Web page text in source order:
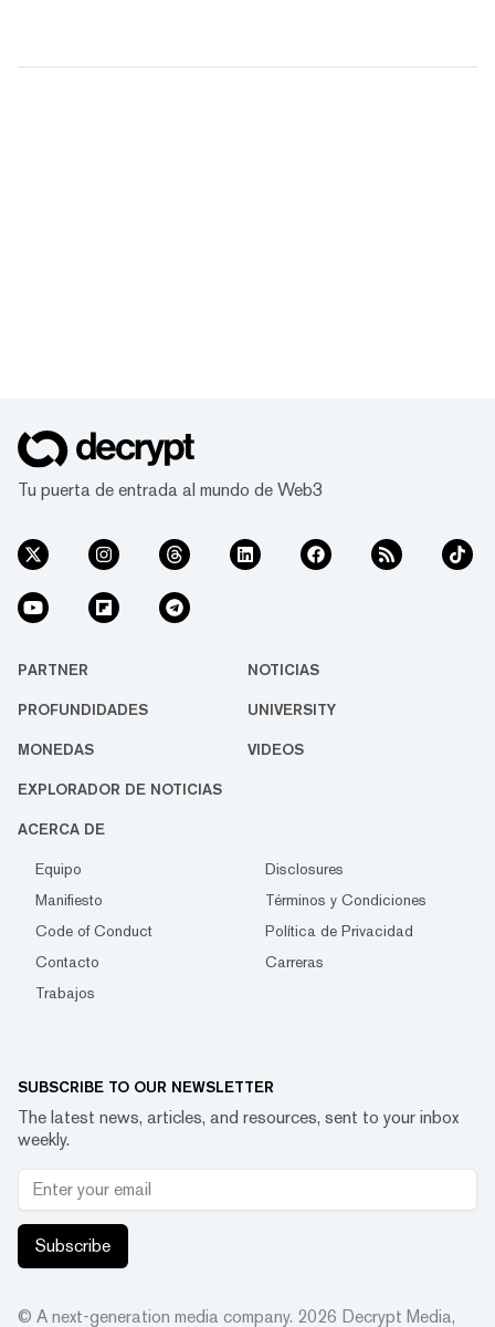
Tu puerta de entrada al mundo de Web3
PARTNER NOTICIAS
PROFUNDIDADES UNIVERSITY
MONEDAS VIDEOS
EXPLORADOR DE NOTICIAS
ACERCA DE
Equipo
Disclosures
Manifiesto
Términos y Condiciones
Code of Conduct
Política de Privacidad
Contacto
Carreras
Trabajos
SUBSCRIBE TO OUR NEWSLETTER
The latest news, articles, and resources, sent to your inbox
weekly.
Subscribe
© A next-generation media company. 2026 Decrypt Media,